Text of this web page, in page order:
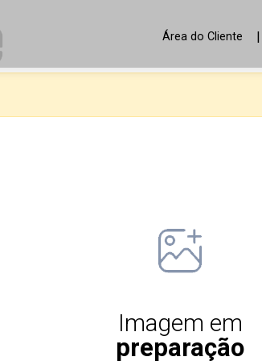
Área do Cliente |
Imagem em
preparação